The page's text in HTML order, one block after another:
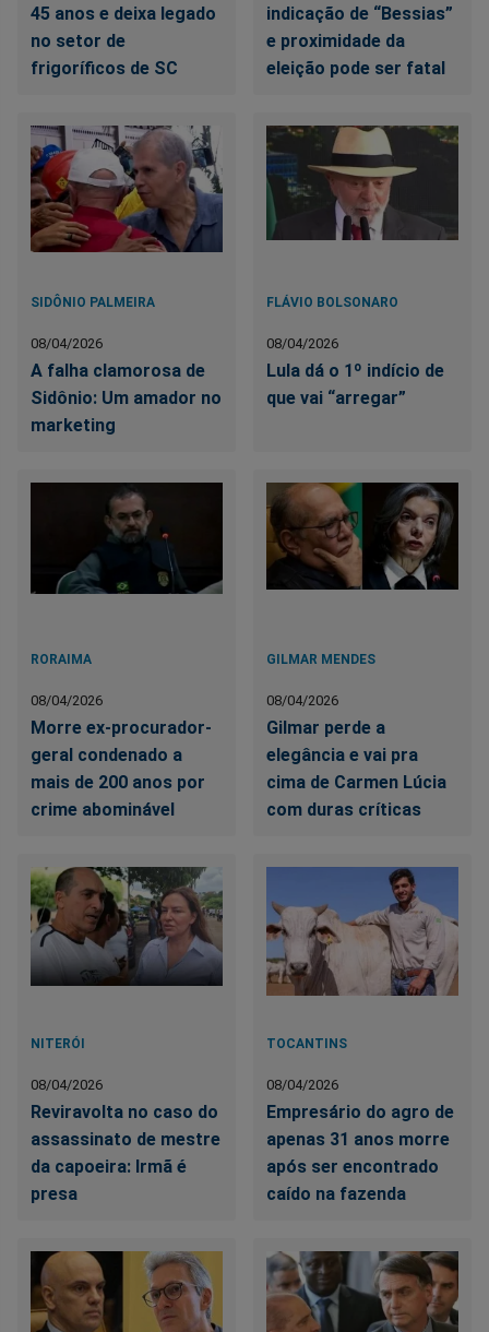
45 anos e deixa legado
no setor de
frigoríficos de SC
indicação de “Bessias”
e proximidade da
eleição pode ser fatal
SIDÔNIO PALMEIRA
08/04/2026
A falha clamorosa de
Sidônio: Um amador no
marketing
FLÁVIO BOLSONARO
08/04/2026
Lula dá o 1º indício de
que vai “arregar”
RORAIMA
08/04/2026
Morre ex-procurador-
geral condenado a
mais de 200 anos por
crime abominável
GILMAR MENDES
08/04/2026
Gilmar perde a
elegância e vai pra
cima de Carmen Lúcia
com duras críticas
NITERÓI
08/04/2026
Reviravolta no caso do
assassinato de mestre
da capoeira: Irmã é
presa
TOCANTINS
08/04/2026
Empresário do agro de
apenas 31 anos morre
após ser encontrado
caído na fazenda